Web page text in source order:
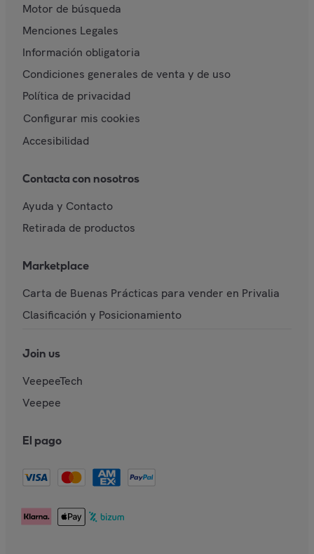
Motor de búsqueda
Menciones Legales
Información obligatoria
Condiciones generales de venta y de uso
Política de privacidad
Configurar mis cookies
Accesibilidad
Contacta con nosotros
Ayuda y Contacto
Retirada de productos
Marketplace
Carta de Buenas Prácticas para vender en Privalia
Clasificación y Posicionamiento
Join us
VeepeeTech
Veepee
El pago